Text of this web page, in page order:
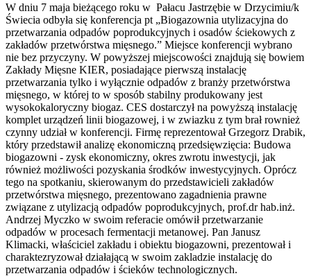
W dniu 7 maja bieżącego roku w Pałacu Jastrzębie w Drzycimiu/k
Świecia odbyła się konferencja pt „Biogazownia utylizacyjna do
przetwarzania odpadów poprodukcyjnych i osadów ściekowych z
zakładów przetwórstwa mięsnego.” Miejsce konferencji wybrano
nie bez przyczyny. W powyższej miejscowości znajdują się bowiem
Zakłady Mięsne KIER, posiadające pierwszą instalację
przetwarzania tylko i wyłącznie odpadów z branży przetwórstwa
mięsnego, w której to w sposób stabilny produkowany jest
wysokokaloryczny biogaz. CES dostarczył na powyższą instalację
komplet urządzeń linii biogazowej, i w zwiazku z tym brał rownież
czynny udział w konferencji. Firmę reprezentował Grzegorz Drabik,
który przedstawił analizę ekonomiczną przedsięwzięcia: Budowa
biogazowni - zysk ekonomiczny, okres zwrotu inwestycji, jak
również możliwości pozyskania środków inwestycyjnych. Oprócz
tego na spotkaniu, skierowanym do przedstawicieli zakładów
przetwórstwa mięsnego, prezentowano zagadnienia prawne
związane z utylizacją odpadów poprodukcyjnych, prof.dr hab.inż.
Andrzej Myczko w swoim referacie omówił przetwarzanie
odpadów w procesach fermentacji metanowej. Pan Janusz
Klimacki, właściciel zakładu i obiektu biogazowni, prezentował i
charaktezryzował działającą w swoim zakladzie instalację do
przetwarzania odpadów i ścieków technologicznych.